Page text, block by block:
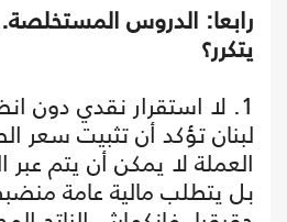
رابعا: الدروس
يتكرر؟
1. لا استقرار نقدي دون
لبنان تؤكد أن تثبيت سعر
العملة لا يمكن أن يتم
بل يتطلب مالية عامة